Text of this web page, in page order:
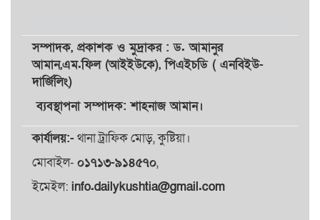
সম্পাদক, প্রকাশকওমুদ্রাকর: ড. আমানুর
আমান,এম.ফিল (আইইউকে), পিএইচডি ( এনবিইউ-
দার্জিলিং)
ব্যবস্থাপনা সম্পাদক: শাহনাজ আমান।
কার্যালয়:-থানা ট্রাফিক মোড়, কুষ্টিয়া।
মোবাইল- ০১৭১৩-৯১৪৫৭০,
ইমেইল: info.dailykushtia@gmail.com